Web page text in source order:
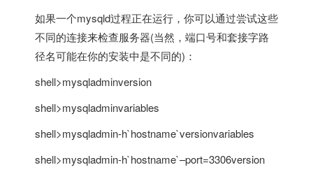
如果一个mysqld过程正在运行，你可以通过尝试这些
不同的连接来检查服务器(当然，端口号和套接字路
径名可能在你的安装中是不同的)：
shell>mysqladminversion
shell>mysqladminvariables
shell>mysqladmin-h`hostname`versionvariables
shell>mysqladmin-h`hostname`–port=3306version